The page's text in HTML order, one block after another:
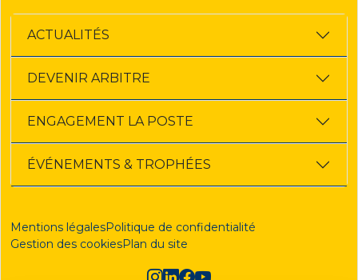
ACTUALITÉS
DEVENIR ARBITRE
ENGAGEMENT LA POSTE
ÉVÉNEMENTS & TROPHÉES
Mentions légalesPolitique de confidentialité
Gestion des cookiesPlan du site